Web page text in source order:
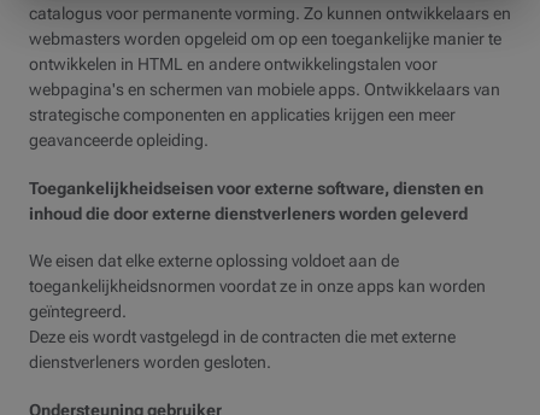
catalogus voor permanente vorming. Zo kunnen ontwikkelaars en
webmasters worden opgeleid om op een toegankelijke manier te
ontwikkelen in HTML en andere ontwikkelingstalen voor
webpagina's en schermen van mobiele apps. Ontwikkelaars van
strategische componenten en applicaties krijgen een meer
geavanceerde opleiding.
Toegankelijkheidseisen voor externe software, diensten en
inhoud die door externe dienstverleners worden geleverd
We eisen dat elke externe oplossing voldoet aan de
toegankelijkheidsnormen voordat ze in onze apps kan worden
geïntegreerd.
Deze eis wordt vastgelegd in de contracten die met externe
dienstverleners worden gesloten.
Ondersteuning gebruiker